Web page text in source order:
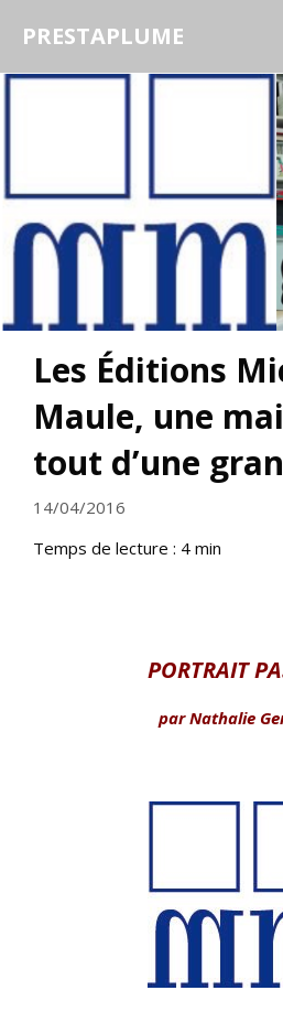
PRESTAPLUME
Les Éditions
Maule, une
tout d’une
14/04/2016
Temps de lecture : 4 min
PORTRAIT
par Nathalie